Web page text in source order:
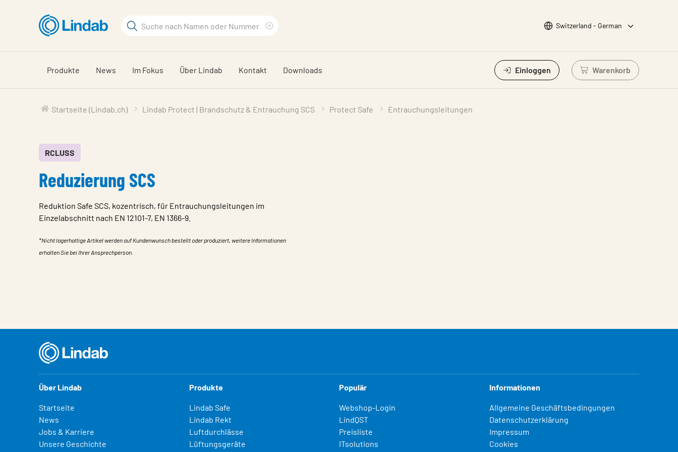
Hauptinhalt
Suchbegriff
durchsuchen
löschen
Sprache wählen
Switzerland - German
Produkte News Im Fokus Über Lindab Kontakt Downloads Einloggen Warenkorb
Einloggen um
Startseite (Lindab.ch) Lindab Protect | Brandschutz & Entrauchung SCS Protect Safe Entrauchungsleitungen
RCLUSS
Reduzierung SCS
Reduktion Safe SCS, kozentrisch, für Entrauchungsleitungen im
Einzelabschnitt nach EN 12101-7, EN 1366-9.
*Nicht lagerhaltige Artikel werden auf Kundenwunsch bestellt oder produziert, weitere Informationen
erhalten Sie bei Ihrer Ansprechperson.
Über Lindab
Startseite
News
Jobs & Karriere
Unsere Geschichte
Produkte
Lindab Safe
Lindab Rekt
Luftdurchlässe
Lüftungsgeräte
Populär
Webshop-Login
LindQST
Preisliste
ITsolutions
Informationen
Allgemeine Geschäftsbedingungen
Datenschutzerklärung
Impressum
Cookies